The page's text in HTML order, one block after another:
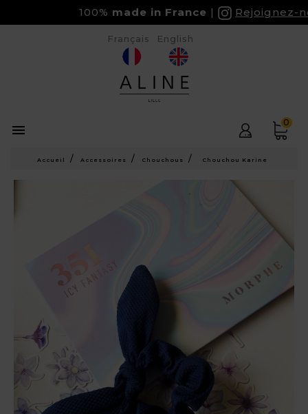
100%made in France Rejoignez-
 0
Français English
Accueil Accessoires Chouchous Chouchou Karine